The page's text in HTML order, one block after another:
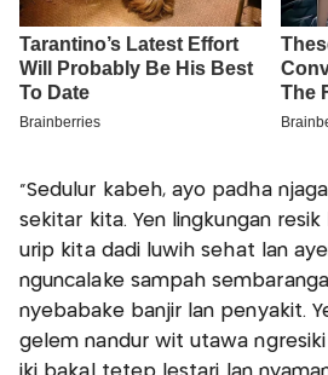
"Sedulur kabeh, ayo padha
sekitar kita. Yen lingkungan
urip kita dadi luwih sehat lan
nguncalaké sampah
nyebabaké banjir lan penyakit.
gelem nandur wit utawa